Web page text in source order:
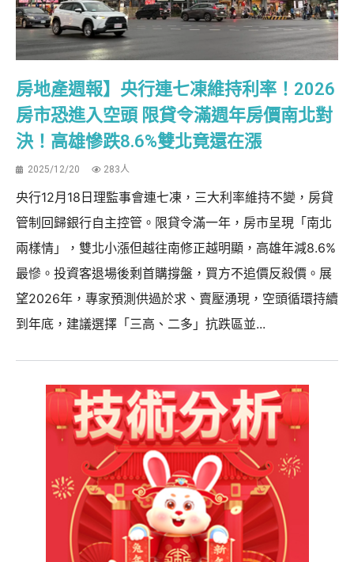
房地產週報】央行連七凍維持利率！2026
房市恐進入空頭 限貸令滿週年房價南北對
決！高雄慘跌8.6%雙北竟還在漲
2025/12/20 283人
央行12月18日理監事會連七凍，三大利率維持不變，房貸
管制回歸銀行自主控管。限貸令滿一年，房市呈現「南北
兩樣情」，雙北小漲但越往南修正越明顯，高雄年減8.6%
最慘。投資客退場後剩首購撐盤，買方不追價反殺價。展
望2026年，專家預測供過於求、賣壓湧現，空頭循環持續
到年底，建議選擇「三高、二多」抗跌區並...